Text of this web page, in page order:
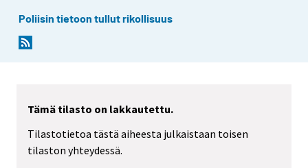
Poliisin tietoon tullut rikollisuus
Tämä tilasto on lakkautettu.
Tilastotietoa tästä aiheesta julkaistaan toisen
tilaston yhteydessä.